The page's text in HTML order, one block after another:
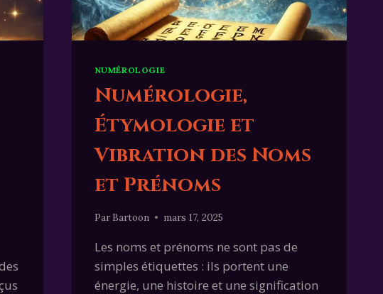
NUMÉROLOGIE
Numérologie,
Étymologie et
Vibration des Noms
et Prénoms
Par Bartoon mars 17, 2025
Les noms et prénoms ne sont pas de
simples étiquettes : ils portent une
énergie, une histoire et une signification